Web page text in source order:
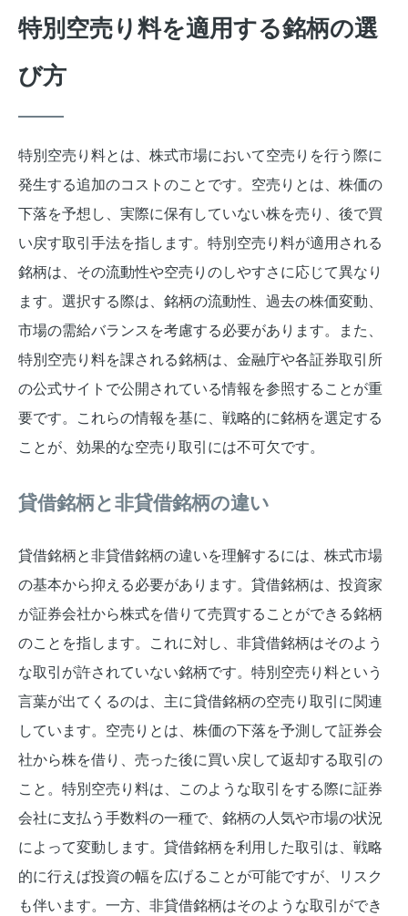
特別空売り料を適用する銘柄の選
び方
特別空売り料とは、株式市場において空売りを行う際に
発生する追加のコストのことです。空売りとは、株価の
下落を予想し、実際に保有していない株を売り、後で買
い戻す取引手法を指します。特別空売り料が適用される
銘柄は、その流動性や空売りのしやすさに応じて異なり
ます。選択する際は、銘柄の流動性、過去の株価変動、
市場の需給バランスを考慮する必要があります。また、
特別空売り料を課される銘柄は、金融庁や各証券取引所
の公式サイトで公開されている情報を参照することが重
要です。これらの情報を基に、戦略的に銘柄を選定する
ことが、効果的な空売り取引には不可欠です。
貸借銘柄と非貸借銘柄の違い
貸借銘柄と非貸借銘柄の違いを理解するには、株式市場
の基本から抑える必要があります。貸借銘柄は、投資家
が証券会社から株式を借りて売買することができる銘柄
のことを指します。これに対し、非貸借銘柄はそのよう
な取引が許されていない銘柄です。特別空売り料という
言葉が出てくるのは、主に貸借銘柄の空売り取引に関連
しています。空売りとは、株価の下落を予測して証券会
社から株を借り、売った後に買い戻して返却する取引の
こと。特別空売り料は、このような取引をする際に証券
会社に支払う手数料の一種で、銘柄の人気や市場の状況
によって変動します。貸借銘柄を利用した取引は、戦略
的に行えば投資の幅を広げることが可能ですが、リスク
も伴います。一方、非貸借銘柄はそのような取引ができ